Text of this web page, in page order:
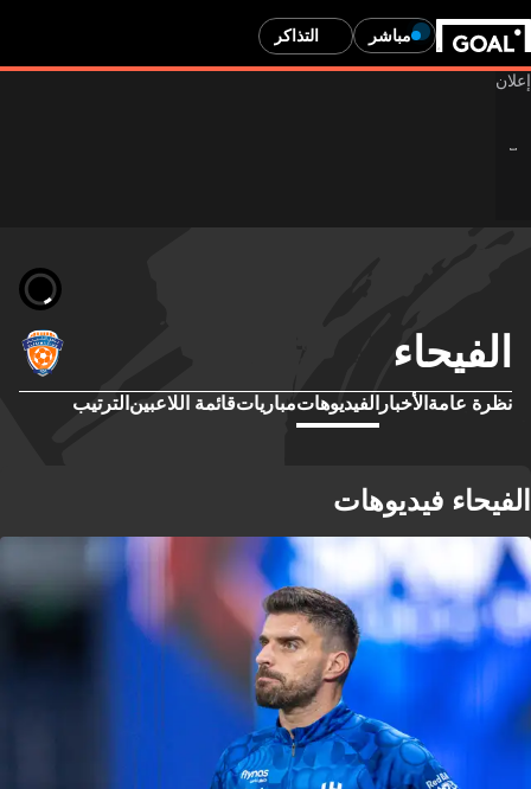
مباشر التذاكر
الفيحاء
نظرة عامة الأخبار الفيديوهاتمبارياتقائمة اللاعبين الترتيب
الفيحاء فيديوهات